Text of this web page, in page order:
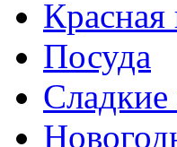
Красная
Посуда